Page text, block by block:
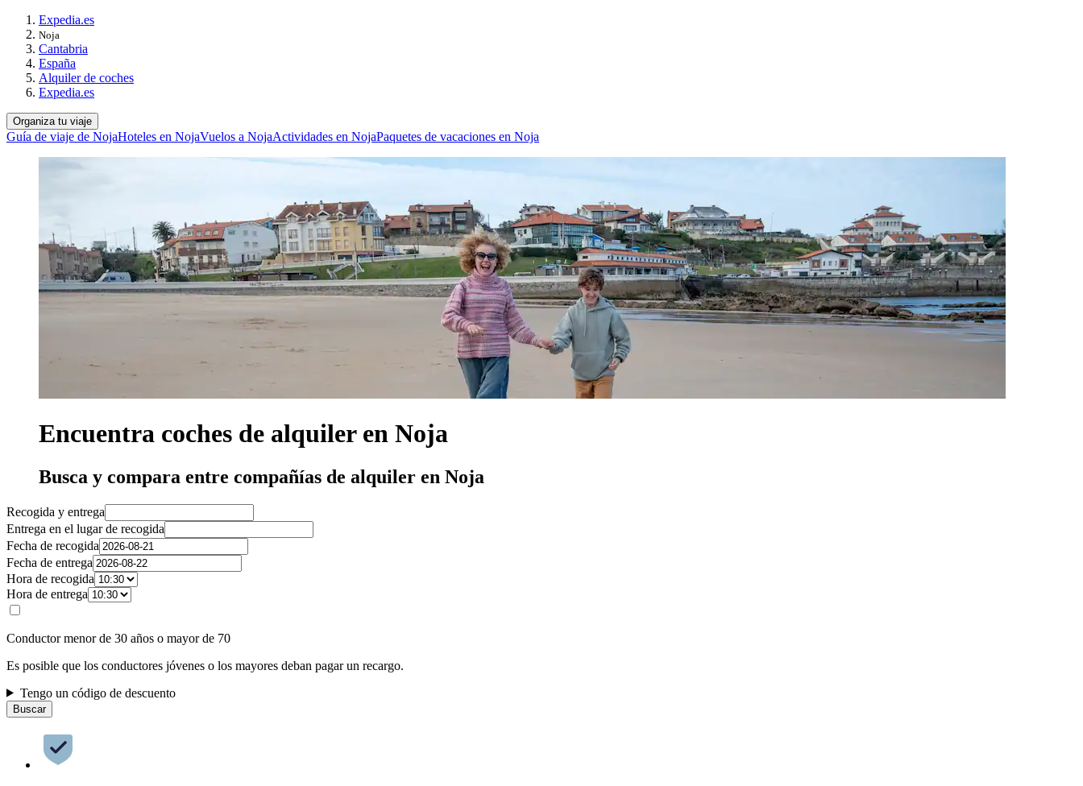
Expedia.es
Noja
Cantabria
España
Alquiler de coches
Expedia.es
Organiza tu viaje
Guía de viaje de NojaHoteles en NojaVuelos a NojaActividades en NojaPaquetes de vacaciones en Noja
Encuentra coches de alquiler en Noja
Busca y compara entre compañías de alquiler en Noja
Recogida y entrega
Entrega en el lugar de recogida
Fecha de recogida
Fecha de entrega
Hora de recogida
Hora de entrega
Conductor menor de 30 años o mayor de 70
Es posible que los conductores jóvenes o los mayores deban pagar un recargo.
Tengo un código de descuento
Buscar